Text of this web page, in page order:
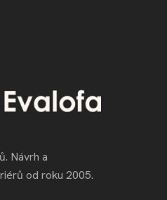
Návrh a
od roku 2005.